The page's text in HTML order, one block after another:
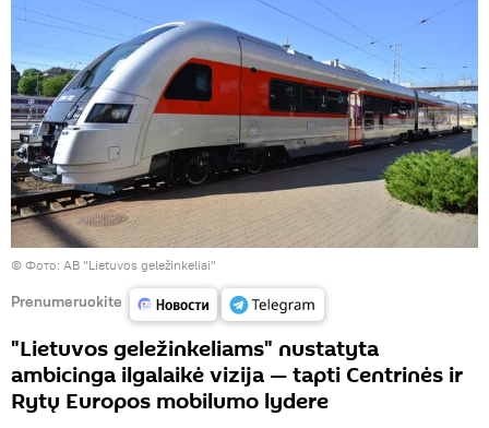
© Фото: AB "Lietuvos geležinkeliai"
Prenumeruokite
"Lietuvos geležinkeliams" nustatyta
ambicinga ilgalaikė vizija — tapti Centrinės ir
Rytų Europos mobilumo lydere